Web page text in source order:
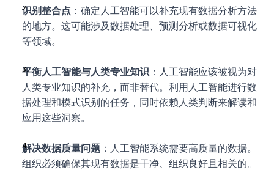
识别整合点 ：确定人工智能可以补充现有数据分析方法
的地方。这可能涉及数据处理、预测分析或数据可视化
等领域。
平衡人工智能与人类专业知识 ：人工智能应该被视为对
人类专业知识的补充，而非替代。利用人工智能进行数
据处理和模式识别的任务，同时依赖人类判断来解读和
应用这些洞察。
解决数据质量问题 ：人工智能系统需要高质量的数据。
组织必须确保其现有数据是干净、组织良好且相关的。